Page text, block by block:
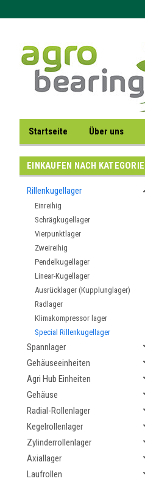
Startseite Über uns
EINKAUFEN NACH KATEGORIE
Rillenkugellager
Einreihig
Schrägkugellager
Vierpunktlager
Zweireihig
Pendelkugellager
Linear-Kugellager
Ausrücklager (Kupplunglager)
Radlager
Klimakompressor lager
Special Rillenkugellager
Spannlager
Gehäuseeinheiten
Agri Hub Einheiten
Gehäuse
Radial-Rollenlager
Kegelrollenlager
Zylinderrollenlager
Axiallager
Laufrollen